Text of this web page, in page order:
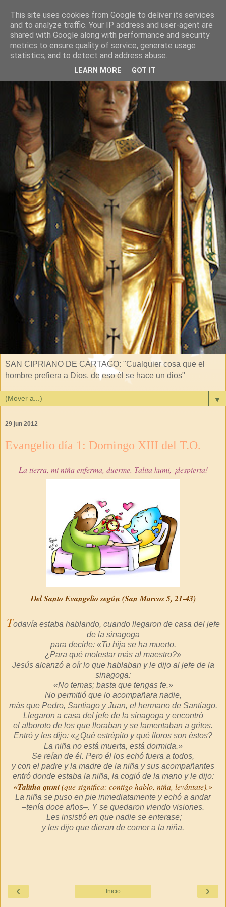
SAN CIPRIANO DE CARTAGO: "Cualquier cosa que el
hombre prefiera a Dios, de eso él se hace un dios"
▼
29 jun 2012
Evangelio día 1: Domingo XIII del T.O.
La tierra, mi niña enferma, duerme. Talita kumi, ¡despierta!
Del Santo Evangelio según (San Marcos 5, 21-43)
Todavía estaba hablando, cuando llegaron de casa del jefe
de la sinagoga
para decirle: «Tu hija se ha muerto.
¿Para qué molestar más al maestro?»
Jesús alcanzó a oír lo que hablaban y le dijo al jefe de la
sinagoga:
«No temas; basta que tengas fe.»
No permitió que lo acompañara nadie,
más que Pedro, Santiago y Juan, el hermano de Santiago.
Llegaron a casa del jefe de la sinagoga y encontró
el alboroto de los que lloraban y se lamentaban a gritos.
Entró y les dijo: «¿Qué estrépito y qué lloros son éstos?
La niña no está muerta, está dormida.»
Se reían de él. Pero él los echó fuera a todos,
y con el padre y la madre de la niña y sus acompañantes
entró donde estaba la niña, la cogió de la mano y le dijo:
«Talitha qumi(que significa: contigo hablo, niña, levántate).»
La niña se puso en pie inmediatamente y echó a andar
–tenía doce años–. Y se quedaron viendo visiones.
Les insistió en que nadie se enterase;
y les dijo que dieran de comer a la niña.
‹ ›
Inicio
This site uses cookies from Google to deliver its services
and to analyze traffic. Your IP address and user-agent are
shared with Google along with performance and security
metrics to ensure quality of service, generate usage
statistics, and to detect and address abuse.
LEARN MORE GOT IT